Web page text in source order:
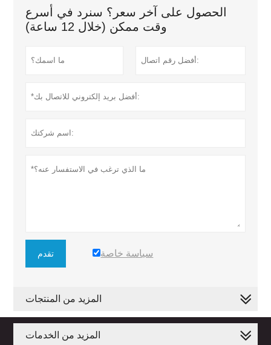
الحصول على آخر سعر؟ سنرد في أسرع
وقت ممكن (خلال 12 ساعة)
تقدم سياسة خاصة
المزيد من المنتجات
المزيد من الخدمات